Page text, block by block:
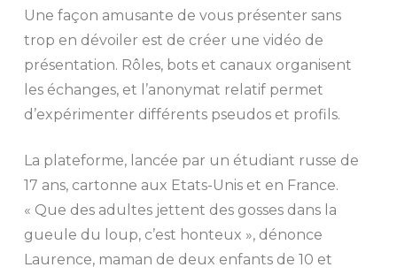
Une façon amusante de vous présenter sans
trop en dévoiler est de créer une vidéo de
présentation. Rôles, bots et canaux organisent
les échanges, et l’anonymat relatif permet
d’expérimenter différents pseudos et profils.
La plateforme, lancée par un étudiant russe de
17 ans, cartonne aux Etats-Unis et en France.
« Que des adultes jettent des gosses dans la
gueule du loup, c’est honteux », dénonce
Laurence, maman de deux enfants de 10 et